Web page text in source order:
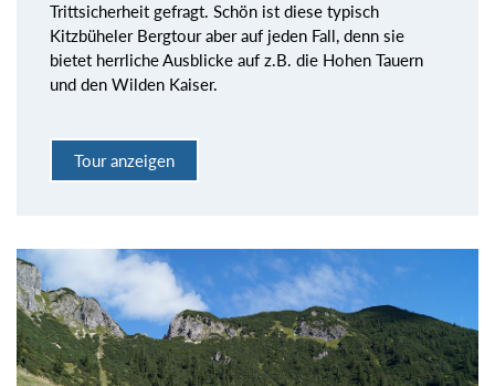
Trittsicherheit gefragt. Schön ist diese typisch
Kitzbüheler Bergtour aber auf jeden Fall, denn sie
bietet herrliche Ausblicke auf z.B. die Hohen Tauern
und den Wilden Kaiser.
Tour anzeigen